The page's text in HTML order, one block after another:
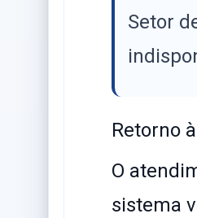
Setor
​Retorno
​O
sistema